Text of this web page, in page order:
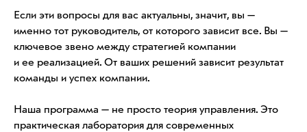
Если эти вопросы для вас актуальны, значит, вы —
именно тот руководитель, от которого зависит все. Вы —
ключевое звено между стратегией компании
и ее реализацией. От ваших решений зависит результат
команды и успех компании.
Наша программа — не просто теория управления. Это
практическая лаборатория для современных